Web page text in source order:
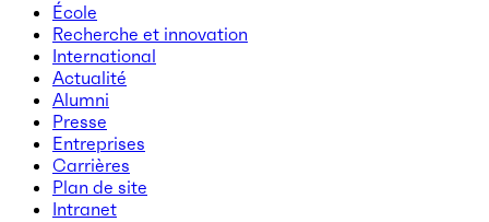
École
Recherche et innovation
International
Actualité
Alumni
Presse
Entreprises
Carrières
Plan de site
Intranet